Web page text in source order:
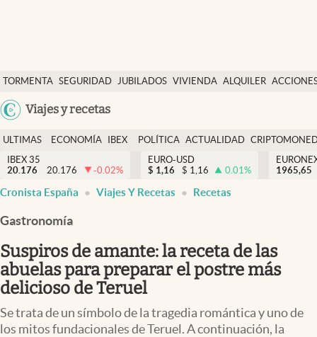
TORMENTA SEGURIDAD JUBILADOS VIVIENDA ALQUILER
USA
Viajes y recetas
Economía y finanzas
Política
Actualidad
Criptomonedas
España
ULTIMAS
NOTICIAS
ECONOMÍA
FINANZAS
IBEX
EURO
POLÍTICA ACTUALIDAD
IBEX 35
20.176
20.176 -0.02%
EURO-USD
$ 1,16 $ 1,16 0.01%
1965,65
Cronista España Viajes Y Recetas Recetas
Gastronomía
Suspiros de amante: la receta de las
abuelas para preparar el postre más
delicioso de Teruel
Se trata de un símbolo de la tragedia romántica y uno de
los mitos fundacionales de Teruel. A continuación, la